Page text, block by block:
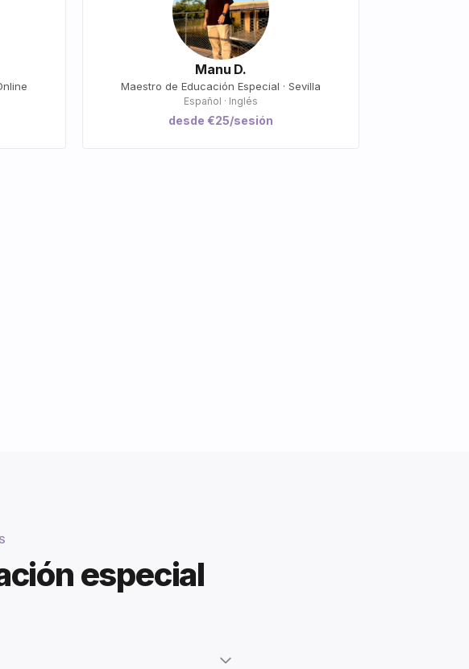
Manu D.
Maestro de Educación Especial · Sevilla
Español · Inglés
desde €25/sesión
especial